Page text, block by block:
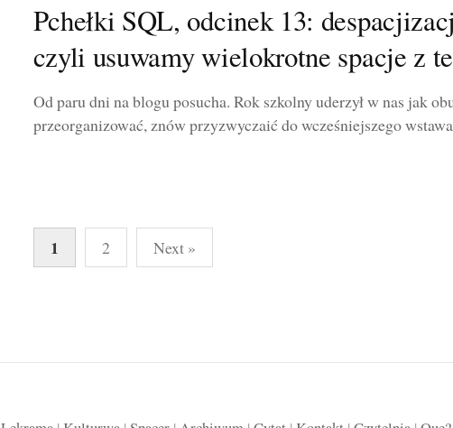
Pchełki SQL, odcinek 13:
czyli usuwamy wielokrotne spacje z
Od paru dni na blogu posucha. Rok szkolny uderzył w nas jak
przeorganizować, znów przyzwyczaić do wcześniejszego
Stronicowanie
1 2 Next »